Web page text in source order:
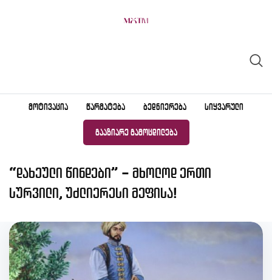
ᲛᲝᲢᲘᲕᲐᲪᲘᲐ ᲬᲐᲠᲛᲐᲢᲔᲑᲐ ᲑᲔᲓᲜᲘᲔᲠᲔᲑᲐ ᲡᲘᲧᲕᲐᲠᲣᲚᲘ
ᲒᲐᲐᲖᲘᲐᲠᲔ ᲒᲐᲛᲝᲪᲓᲘᲚᲔᲑᲐ
“დახეული წინდები” – მხოლოდ ერთი
სურვილი, უძლიერესი მეფისა!